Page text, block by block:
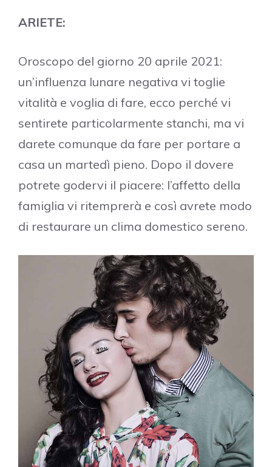
ARIETE:
Oroscopo del giorno 20 aprile 2021:
un’influenza lunare negativa vi toglie
vitalità e voglia di fare, ecco perché vi
sentirete particolarmente stanchi, ma vi
darete comunque da fare per portare a
casa un martedì pieno. Dopo il dovere
potrete godervi il piacere: l’affetto della
famiglia vi ritemprerà e così avrete modo
di restaurare un clima domestico sereno.